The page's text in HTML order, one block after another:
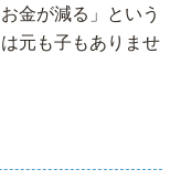
金が減る」という
元も子もありませ